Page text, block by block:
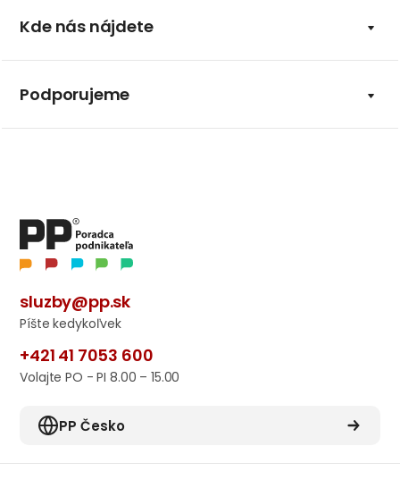
Kde nás nájdete
Podporujeme
sluzby@pp.sk
Píšte kedykoľvek
+421 41 7053 600
Volajte PO - PI 8.00 – 15.00
PP Česko